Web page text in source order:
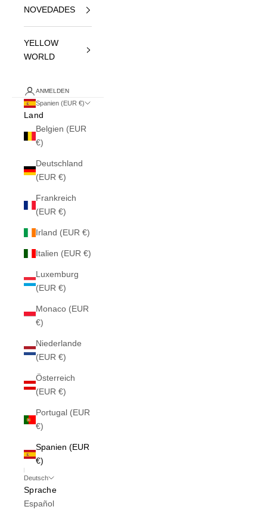
NOVEDADES
YELLOW
WORLD
ANMELDEN
Spanien (EUR €)
Land
Belgien (EUR
€)
Deutschland
(EUR €)
Frankreich
(EUR €)
Irland (EUR €)
Italien (EUR €)
Luxemburg
(EUR €)
Monaco (EUR
€)
Niederlande
(EUR €)
Österreich
(EUR €)
Portugal (EUR
€)
Spanien (EUR
€)
Deutsch
Sprache
Español